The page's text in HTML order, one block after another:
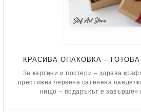
КРАСИВА ОПАКОВКА –
За картини и постери – здрава
престижна червена сатенена
нищо – подаръкът е завършен